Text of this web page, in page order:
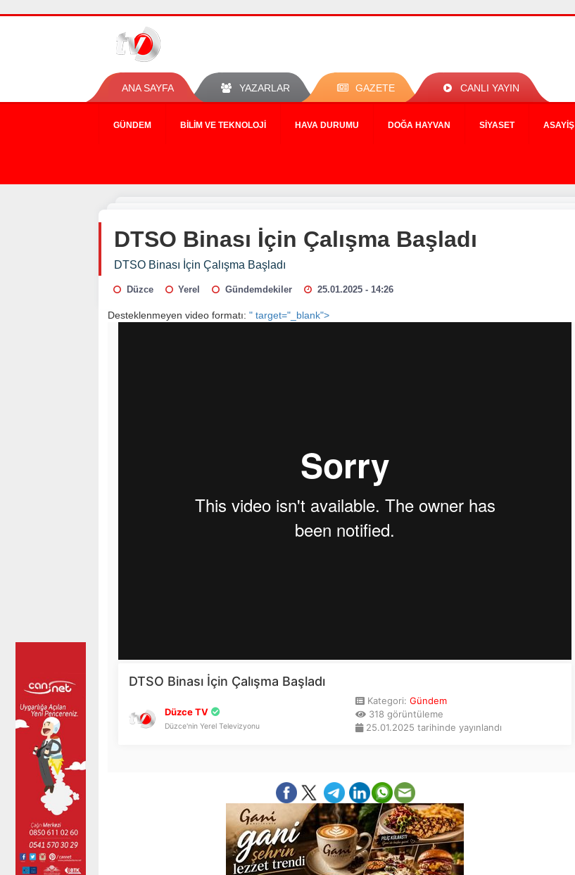
ANA SAYFA YAZARLAR GAZETE CANLI YAYIN
GÜNDEM BILIM VE TEKNOLOJI HAVA DURUMU DOĞA HAYVAN SIYASET ASAYIŞ
DTSO Binası İçin Çalışma Başladı
DTSO Binası İçin Çalışma Başladı
Düzce Yerel Gündemdekiler 25.01.2025 - 14:26
Desteklenmeyen video formatı: " target="_blank">